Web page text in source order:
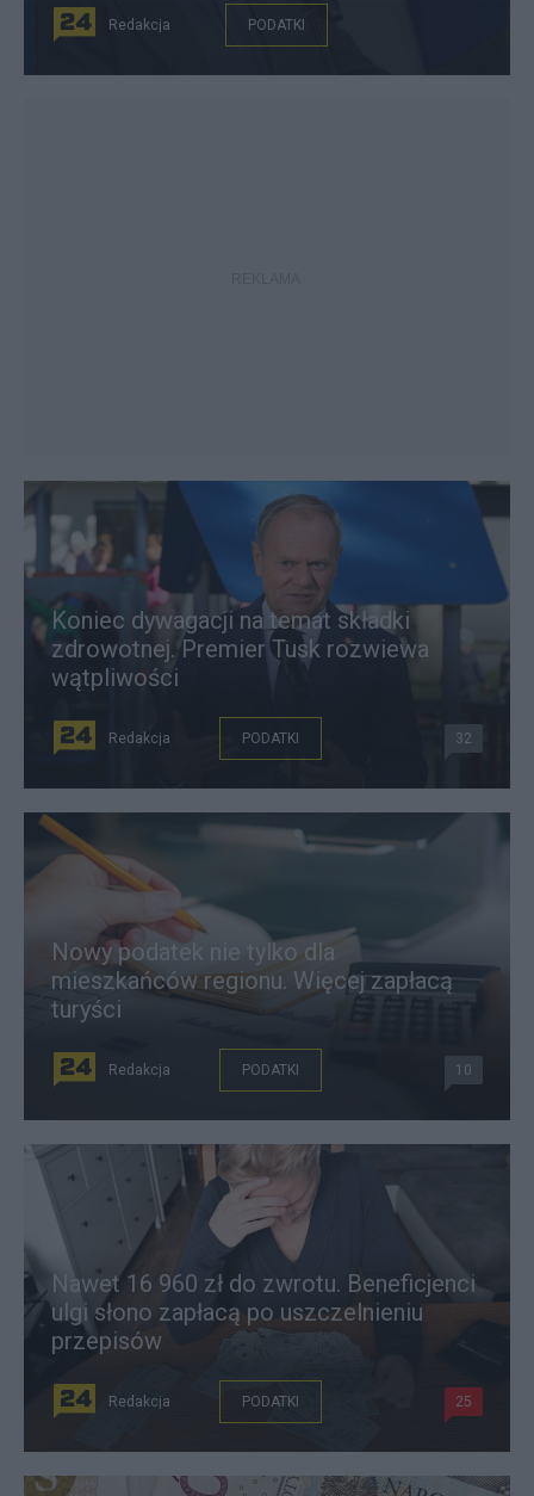
Redakcja PODATKI
Koniec dywagacji na temat składki
zdrowotnej. Premier Tusk rozwiewa
wątpliwości
Redakcja PODATKI 32
Nowy podatek nie tylko dla
mieszkańców regionu. Więcej zapłacą
turyści
Redakcja PODATKI 10
Nawet 16 960 zł do zwrotu. Beneficjenci
ulgi słono zapłacą po uszczelnieniu
przepisów
Redakcja PODATKI 25